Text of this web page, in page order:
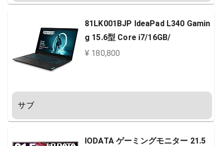
81LK001BJP IdeaPad L340 Gamin
g 15.6型 Core i7/16GB/
¥ 180,800
サブ
IODATA ゲーミングモニター 21.5